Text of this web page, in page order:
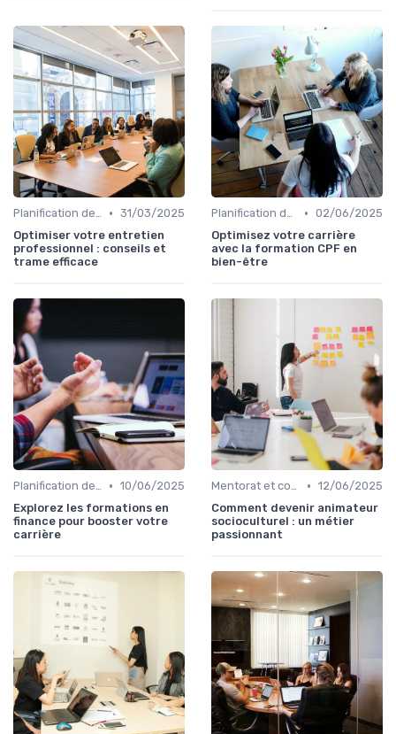
Planification de carrière • 31/03/2025
Optimiser votre entretien
professionnel : conseils et
trame efficace
Planification de carrière • 02/06/2025
Optimisez votre carrière
avec la formation CPF en
bien-être
Planification de carrière • 10/06/2025
Explorez les formations en
finance pour booster votre
carrière
Mentorat et coaching • 12/06/2025
Comment devenir animateur
socioculturel : un métier
passionnant